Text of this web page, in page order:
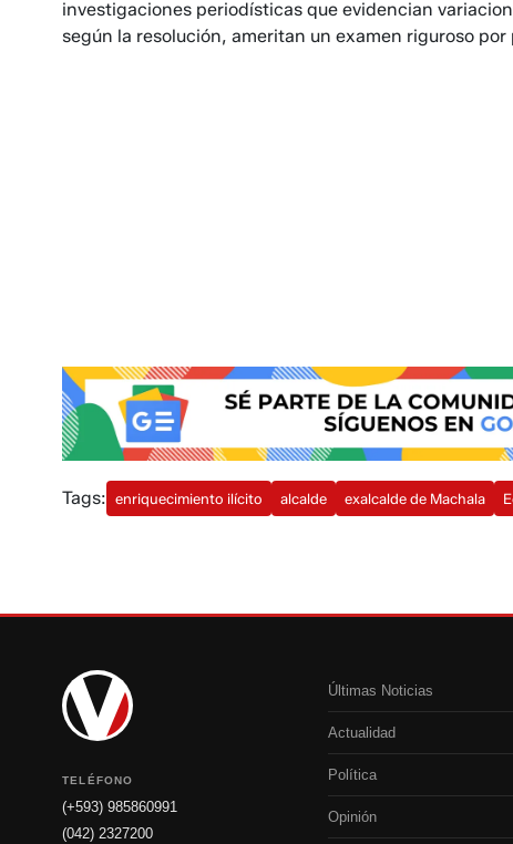
investigaciones periodísticas que evidencian
según la resolución, ameritan un examen riguroso por
Tags: enriquecimiento ilícito alcalde exalcalde de Machala
TELÉFONO
(+593) 985860991
(042) 2327200
Últimas Noticias
Actualidad
Política
Opinión